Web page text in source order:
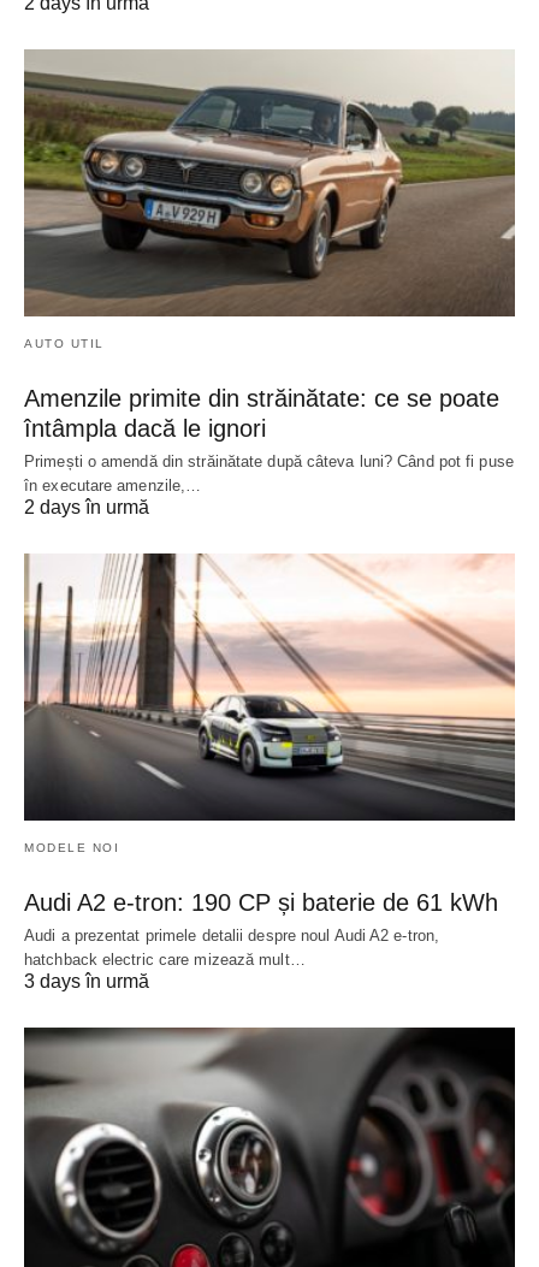
AUTO UTIL
Amenzile primite din străinătate: ce se poate
întâmpla dacă le ignori
Primești o amendă din străinătate după câteva luni? Când pot fi puse
în executare amenzile,…
2 days în urmă
MODELE NOI
Audi A2 e-tron: 190 CP și baterie de 61 kWh
Audi a prezentat primele detalii despre noul Audi A2 e-tron,
hatchback electric care mizează mult…
3 days în urmă